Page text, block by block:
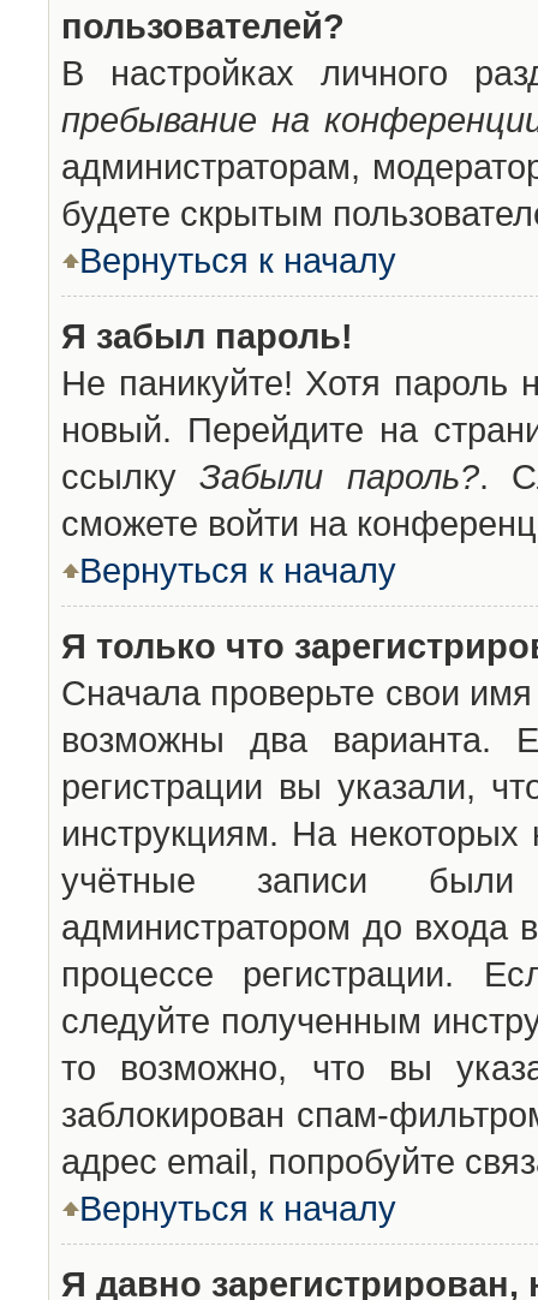
пользователей?
В настройках личного
пребывание на
администраторам,
будете скрытым
Вернуться к началу
Я забыл пароль!
Не паникуйте! Хотя пароль
новый. Перейдите на
ссылкуЗабыли пароль?.
сможете войти на
Вернуться к началу
Я только что
Сначала проверьте свои
возможны два варианта.
регистрации вы указали,
инструкциям. На
учётные записи были
администратором до входа
процессе регистрации.
следуйте полученным
то возможно, что вы
заблокирован спам-
адрес email, попробуйте
Вернуться к началу
Я давно